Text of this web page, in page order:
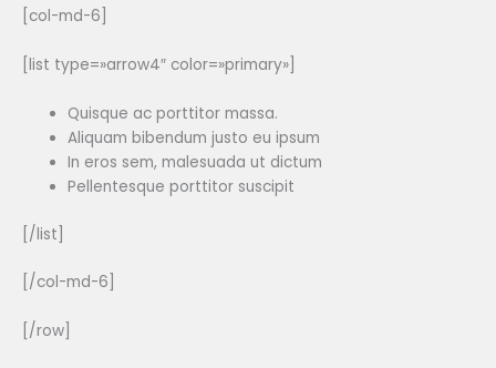
[col-md-6]
[list type=»arrow4″ color=»primary»]
Quisque ac porttitor massa.
Aliquam bibendum justo eu ipsum
In eros sem, malesuada ut dictum
Pellentesque porttitor suscipit
[/list]
[/col-md-6]
[/row]